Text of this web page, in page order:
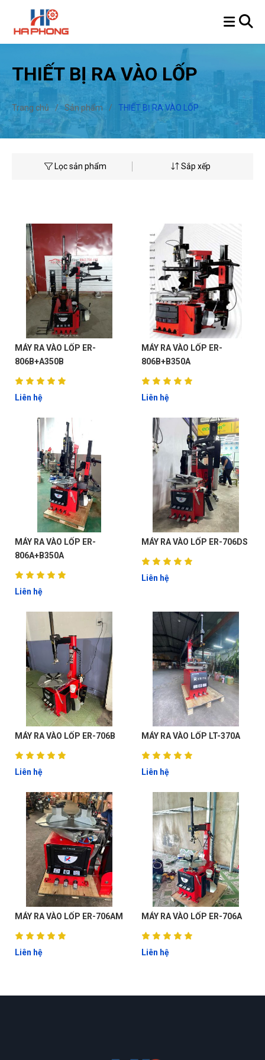
THIẾT BỊ RA VÀO LỐP
Trang chủ / Sản phẩm / THIẾT BỊ RA VÀO LỐP
Lọc sản phẩm Sắp xếp
MÁY RA VÀO LỐP ER-
806B+A350B
Liên hệ
MÁY RA VÀO LỐP ER-
806B+B350A
Liên hệ
MÁY RA VÀO LỐP ER-
806A+B350A
Liên hệ
MÁY RA VÀO LỐP ER-706DS
Liên hệ
MÁY RA VÀO LỐP ER-706B
Liên hệ
MÁY RA VÀO LỐP LT-370A
Liên hệ
MÁY RA VÀO LỐP ER-706AM
Liên hệ
MÁY RA VÀO LỐP ER-706A
Liên hệ